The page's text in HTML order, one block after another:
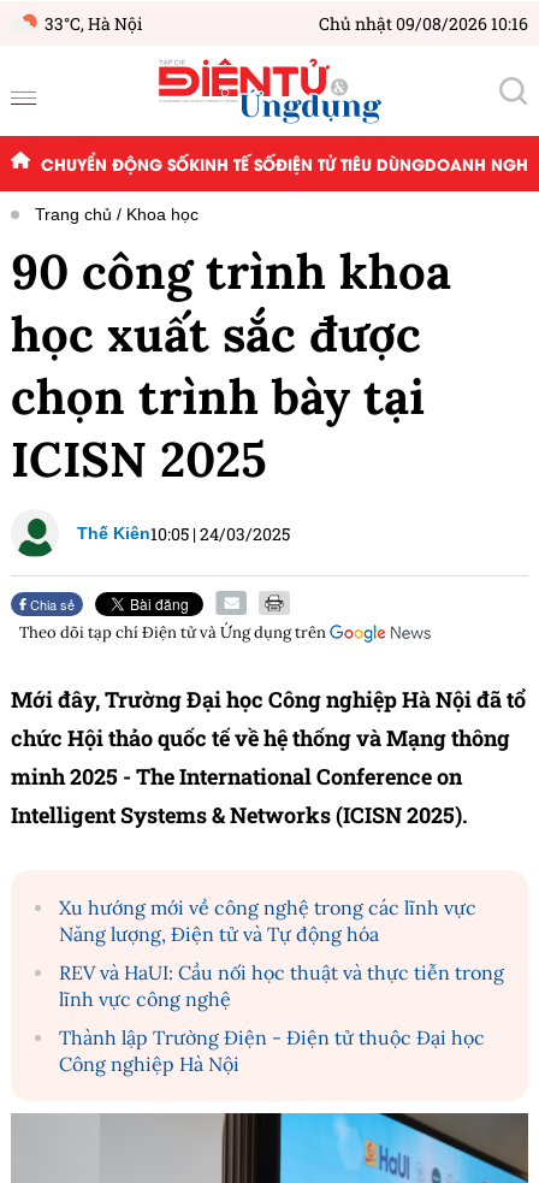
33°C,Hà Nội Chủ nhật 09/08/2026 10:16
CHUYỂN ĐỘNG SỐKINH TẾ SỐĐIỆN TỬ TIÊU DÙNGDOANH
Trang chủ Khoa học
90 công trình khoa
học xuất sắc được
chọn trình bày tại
ICISN 2025
Thế Kiên10:05 |24/03/2025
Chia sẻ
Theo dõi tạp chíĐiện tử và Ứng dụngtrên
Mới đây, Trường Đại học Công nghiệp Hà Nội đã tổ
chức Hội thảo quốc tế về hệ thống và Mạng thông
minh 2025 - The International Conference on
Intelligent Systems & Networks (ICISN 2025).
Xu hướng mới về công nghệ trong các lĩnh vực
Năng lượng, Điện tử và Tự động hóa
REV và HaUI: Cầu nối học thuật và thực tiễn trong
lĩnh vực công nghệ
Thành lập Trường Điện - Điện tử thuộc Đại học
Công nghiệp Hà Nội